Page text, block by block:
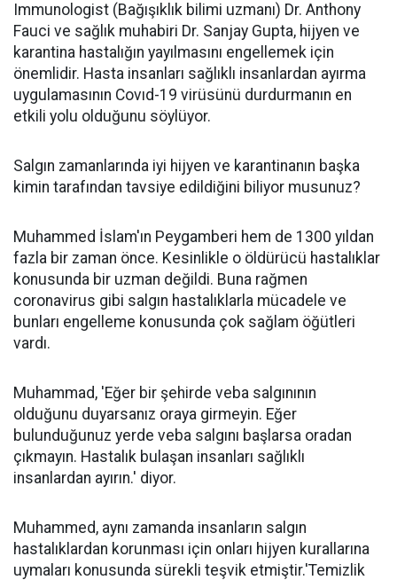
Immunologist (Bağışıklık bilimi uzmanı) Dr. Anthony
Fauci ve sağlık muhabiri Dr. Sanjay Gupta, hijyen ve
karantina hastalığın yayılmasını engellemek için
önemlidir. Hasta insanları sağlıklı insanlardan ayırma
uygulamasının Covıd-19 virüsünü durdurmanın en
etkili yolu olduğunu söylüyor.
Salgın zamanlarında iyi hijyen ve karantinanın başka
kimin tarafından tavsiye edildiğini biliyor musunuz?
Muhammed İslam'ın Peygamberi hem de 1300 yıldan
fazla bir zaman önce. Kesinlikle o öldürücü hastalıklar
konusunda bir uzman değildi. Buna rağmen
coronavirus gibi salgın hastalıklarla mücadele ve
bunları engelleme konusunda çok sağlam öğütleri
vardı.
Muhammad, 'Eğer bir şehirde veba salgınının
olduğunu duyarsanız oraya girmeyin. Eğer
bulunduğunuz yerde veba salgını başlarsa oradan
çıkmayın. Hastalık bulaşan insanları sağlıklı
insanlardan ayırın.' diyor.
Muhammed, aynı zamanda insanların salgın
hastalıklardan korunması için onları hijyen kurallarına
uymaları konusunda sürekli teşvik etmiştir.'Temizlik